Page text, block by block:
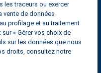
les traceurs ou exercer
vente de données
profilage et au traitement
« Gérer vos choix de
sur les données que nous
droits, consultez notre